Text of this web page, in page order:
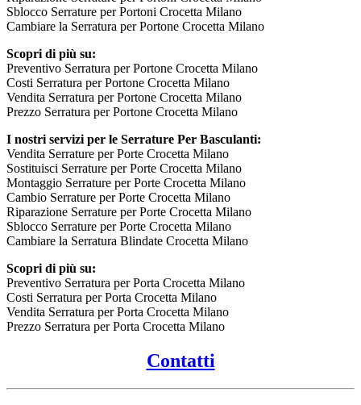
Sblocco Serrature per Portoni Crocetta Milano
Cambiare la Serratura per Portone Crocetta Milano
Scopri di più su:
Preventivo Serratura per Portone Crocetta Milano
Costi Serratura per Portone Crocetta Milano
Vendita Serratura per Portone Crocetta Milano
Prezzo Serratura per Portone Crocetta Milano
I nostri servizi per le Serrature Per Basculanti:
Vendita Serrature per Porte Crocetta Milano
Sostituisci Serrature per Porte Crocetta Milano
Montaggio Serrature per Porte Crocetta Milano
Cambio Serrature per Porte Crocetta Milano
Riparazione Serrature per Porte Crocetta Milano
Sblocco Serrature per Porte Crocetta Milano
Cambiare la Serratura Blindate Crocetta Milano
Scopri di più su:
Preventivo Serratura per Porta Crocetta Milano
Costi Serratura per Porta Crocetta Milano
Vendita Serratura per Porta Crocetta Milano
Prezzo Serratura per Porta Crocetta Milano
Contatti